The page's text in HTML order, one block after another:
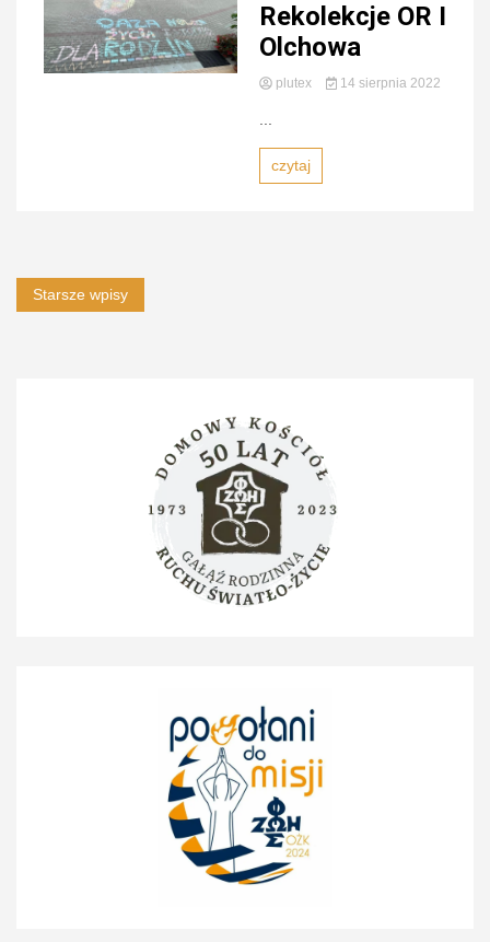
Rekolekcje OR I
Olchowa
plutex 14 sierpnia 2022
...
czytaj
Nawigacja
Starsze wpisy